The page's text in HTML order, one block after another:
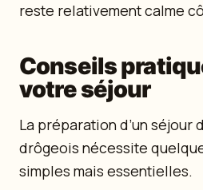
reste relativement calme
Conseils
votre séjour
La préparation d’un séjour
drôgeois nécessite
simples mais essentielles.